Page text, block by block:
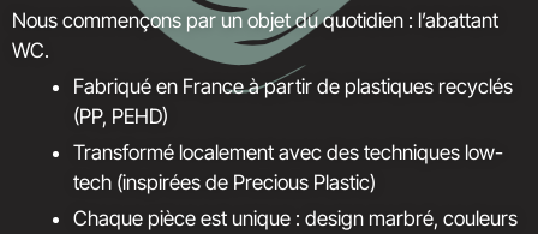
Nous commençons par un objet du quotidien : l’abattant
WC.
Fabriqué en France à partir de plastiques recyclés
(PP, PEHD)
Transformé localement avec des techniques low-
tech (inspirées de Precious Plastic)
Chaque pièce est unique : design marbré, couleurs